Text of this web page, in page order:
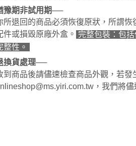
豫期非試用期──
所退回的商品必須恢復原狀，所謂
件或損毀原廠外盒。 完整包裝：包
整性。
換貨處理──
到商品後請儘速檢查商品外觀，若
，我們將儘